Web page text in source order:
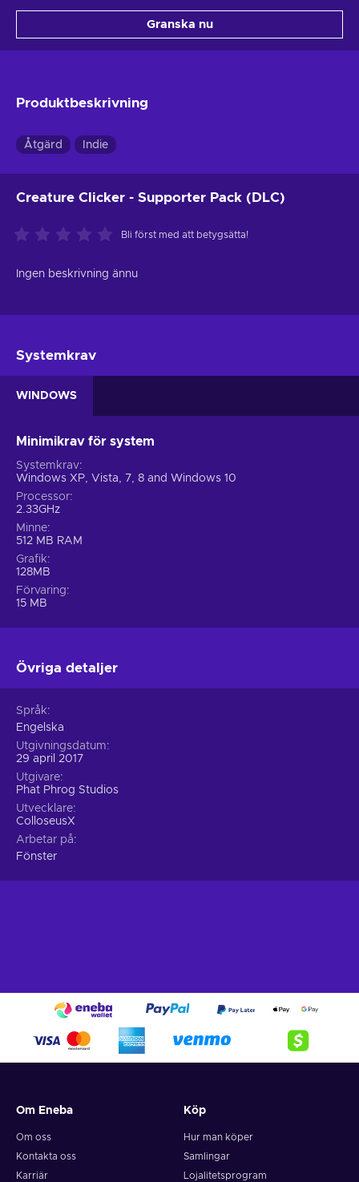
Granska nu
Produktbeskrivning
Åtgärd Indie
Creature Clicker - Supporter Pack (DLC)
Bli först med att betygsätta!
Ingen beskrivning ännu
Systemkrav
WINDOWS
Minimikrav för system
Systemkrav
Windows XP, Vista, 7, 8 and Windows 10
Processor
2.33GHz
Minne
512 MB RAM
Grafik
128MB
Förvaring
15 MB
Övriga detaljer
Språk
Engelska
Utgivningsdatum
29 april 2017
Utgivare
Phat Phrog Studios
Utvecklare
ColloseusX
Arbetar på
Fönster
Om Eneba
Om oss
Kontakta oss
Karriär
Köp
Hur man köper
Samlingar
Lojalitetsprogram